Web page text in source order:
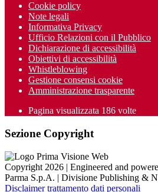
Cookie policy
Note legali
Informativa Privacy
Ufficio Relazioni con il Pubblico
Dichiarazione di accessibilità
Obiettivi di accessibilità
Whistleblowing
Gestione consensi cookie
Amministrazione trasparente
Pagina visualizzata 186 volte
Sezione Copyright
Copyright 2026 | Engineered and
Parma S.p.A. | Divisione Publishing &
Disclaimer trattamento dati personali